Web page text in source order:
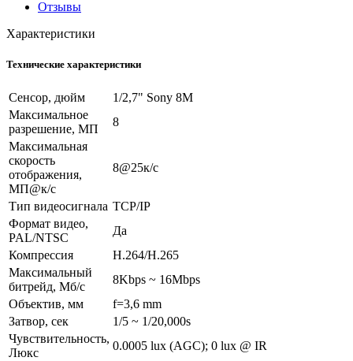
Отзывы
Характеристики
Технические характеристики
Сенсор, дюйм
1/2,7" Sony 8M
Максимальное
разрешение, МП
8
Максимальная
скорость
отображения,
МП@к/с
8@25к/c
Тип видеосигнала TCP/IP
Формат видео,
PAL/NTSC
Да
Компрессия
H.264/H.265
Максимальный
битрейд, Мб/с
8Kbps ~ 16Mbps
Объектив, мм
f=3,6 mm
Затвор, сек
1/5 ~ 1/20,000s
Чувствительность,
Люкс
0.0005 lux (AGC); 0 lux @ IR